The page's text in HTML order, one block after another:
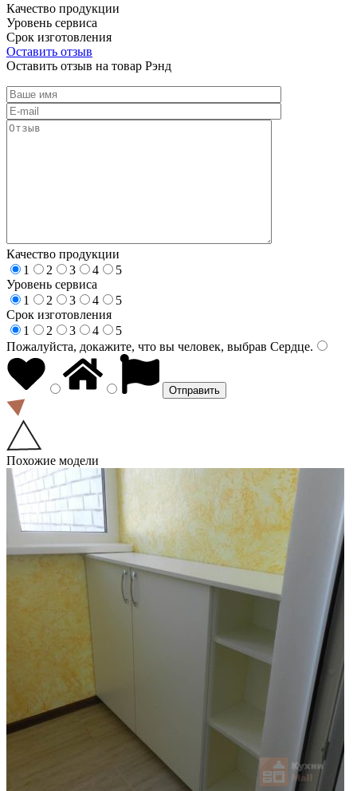
Качество продукции
Уровень сервиса
Срок изготовления
Оставить отзыв
Оставить отзыв на товар Рэнд
Качество продукции
1
2 3 4
5
Уровень сервиса
1
2 3 4
5
Срок изготовления
1
2 3 4
5
Пожалуйста, докажите, что вы человек, выбрав Сердце.
Похожие модели